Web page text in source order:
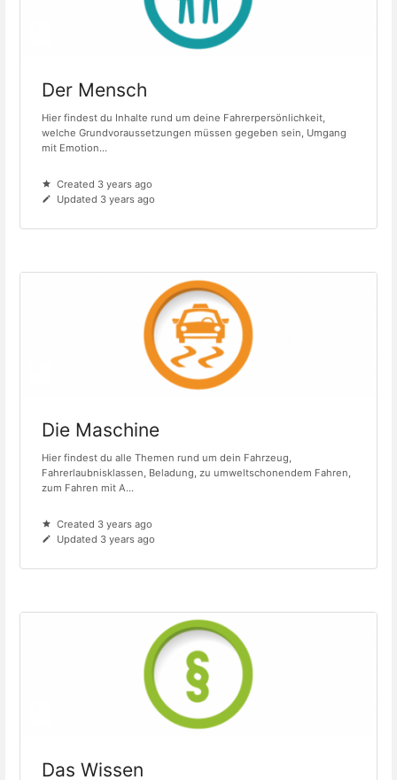
Der Mensch
Hier findest du Inhalte rund um deine Fahrerpersönlichkeit,
welche Grundvoraussetzungen müssen gegeben sein, Umgang
mit Emotion...
Created 3 years ago
Updated 3 years ago
Die Maschine
Hier findest du alle Themen rund um dein Fahrzeug,
Fahrerlaubnisklassen, Beladung, zu umweltschonendem Fahren,
zum Fahren mit A...
Created 3 years ago
Updated 3 years ago
Das Wissen